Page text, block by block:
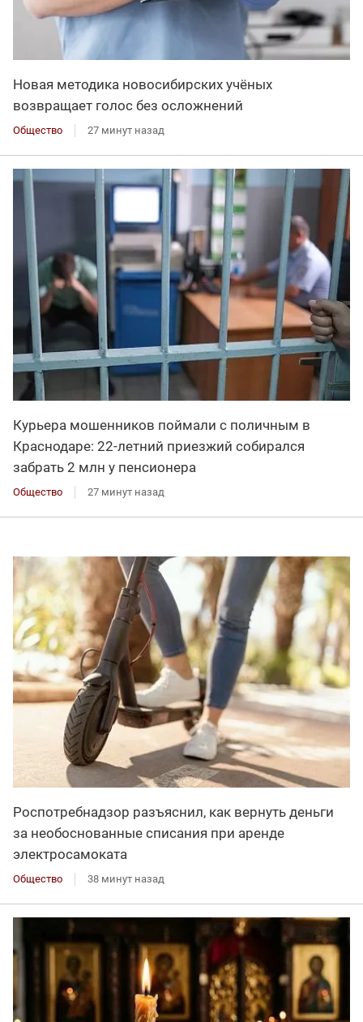
Новая методика новосибирских учёных
возвращает голос без осложнений
Общество 27 минут назад
Курьера мошенников поймали с поличным в
Краснодаре: 22-летний приезжий собирался
забрать 2 млн у пенсионера
Общество 27 минут назад
Роспотребнадзор разъяснил, как вернуть деньги
за необоснованные списания при аренде
электросамоката
Общество 38 минут назад